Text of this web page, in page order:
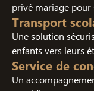
privé mariage pour
Transport
Une solution
enfants vers leurs
Service de
Un